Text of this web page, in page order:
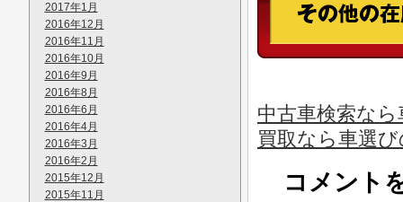
2017年1月
2016年12月
2016年11月
2016年10月
2016年9月
2016年8月
2016年6月
2016年4月
2016年3月
2016年2月
2015年12月
2015年11月
中古車検索な
買取なら車選
コメント